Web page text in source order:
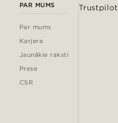
PAR MUMS
Par mums
Karjera
Jaunākie raksti
Prese
CSR
Trustpilot